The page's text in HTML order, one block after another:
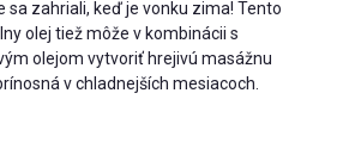
sa zahriali, keď je vonku zima! Tento
olej tiež môže v kombinácii s
olejom vytvoriť hrejivú masážnu
v chladnejších mesiacoch.